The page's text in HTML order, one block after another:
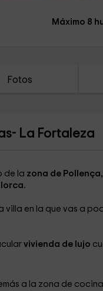
Máximo 8
Fotos
La Fortaleza
de la zona de Pollença,
villa en la que vas a
vivienda de lujo
a la zona de